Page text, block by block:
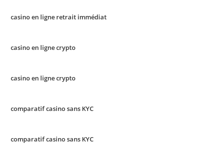
casino en ligne retrait immédiat
casino en ligne crypto
casino en ligne crypto
comparatif casino sans KYC
comparatif casino sans KYC